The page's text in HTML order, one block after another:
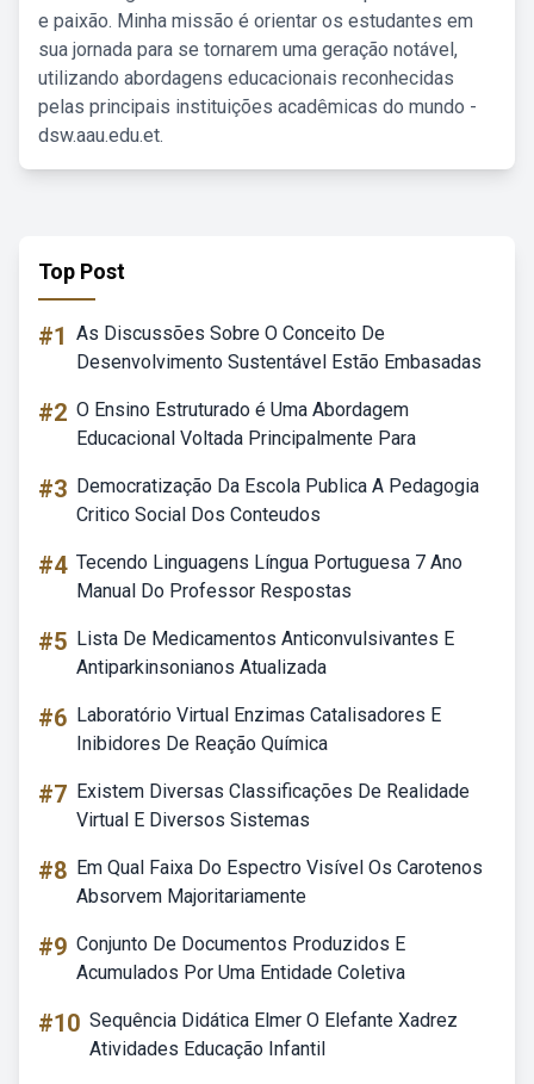
e paixão. Minha missão é orientar os estudantes em
sua jornada para se tornarem uma geração notável,
utilizando abordagens educacionais reconhecidas
pelas principais instituições acadêmicas do mundo -
dsw.aau.edu.et.
Top Post
#1 As Discussões Sobre O Conceito De
Desenvolvimento Sustentável Estão Embasadas
#2 O Ensino Estruturado é Uma Abordagem
Educacional Voltada Principalmente Para
#3 Democratização Da Escola Publica A Pedagogia
Critico Social Dos Conteudos
#4 Tecendo Linguagens Língua Portuguesa 7 Ano
Manual Do Professor Respostas
#5 Lista De Medicamentos Anticonvulsivantes E
Antiparkinsonianos Atualizada
#6 Laboratório Virtual Enzimas Catalisadores E
Inibidores De Reação Química
#7 Existem Diversas Classificações De Realidade
Virtual E Diversos Sistemas
#8 Em Qual Faixa Do Espectro Visível Os Carotenos
Absorvem Majoritariamente
#9 Conjunto De Documentos Produzidos E
Acumulados Por Uma Entidade Coletiva
#10 Sequência Didática Elmer O Elefante Xadrez
Atividades Educação Infantil